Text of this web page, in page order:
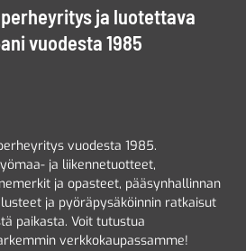
ja luotettava
vuodesta 1985
vuodesta 1985.
ja liikennetuotteet,
ja opasteet, pääsynhallinnan
ja pyöräpysäköinnin ratkaisut
paikasta. Voit tutustua
verkkokaupassamme!